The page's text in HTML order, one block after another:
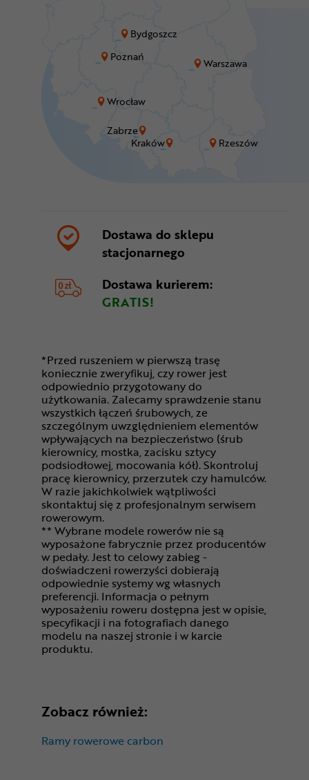
Bydgoszcz
Kraków
Poznań
Rzeszów
Warszawa
Wrocław
Zabrze
Dostawa do sklepu
stacjonarnego
Dostawa kurierem:
GRATIS!
*Przed ruszeniem w pierwszą trasę
koniecznie zweryfikuj, czy rower jest
odpowiednio przygotowany do
użytkowania. Zalecamy sprawdzenie stanu
wszystkich łączeń śrubowych, ze
szczególnym uwzględnieniem elementów
wpływających na bezpieczeństwo (śrub
kierownicy, mostka, zacisku sztycy
podsiodłowej, mocowania kół). Skontroluj
pracę kierownicy, przerzutek czy hamulców.
W razie jakichkolwiek wątpliwości
skontaktuj się z profesjonalnym serwisem
rowerowym.
** Wybrane modele rowerów nie są
wyposażone fabrycznie przez producentów
w pedały. Jest to celowy zabieg -
doświadczeni rowerzyści dobierają
odpowiednie systemy wg własnych
preferencji. Informacja o pełnym
wyposażeniu roweru dostępna jest w opisie,
specyfikacji i na fotografiach danego
modelu na naszej stronie i w karcie
produktu.
Zobacz również:
Ramy rowerowe carbon